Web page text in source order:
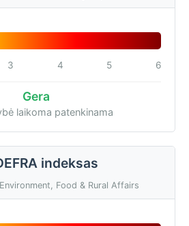
3 4 5 6
Gera
laikoma patenkinama
indeksas
Food & Rural Affairs